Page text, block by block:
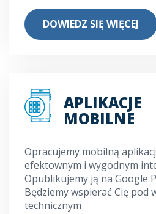
DOWIEDZ SIĘ WIĘCEJ
APLIKACJE
MOBILNE
Opracujemy mobilną
efektownym i wygodnym
Opublikujemy ją na Google
Będziemy wspierać Cię pod
technicznym